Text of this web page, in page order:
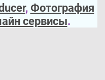
, Фотография
сервисы.